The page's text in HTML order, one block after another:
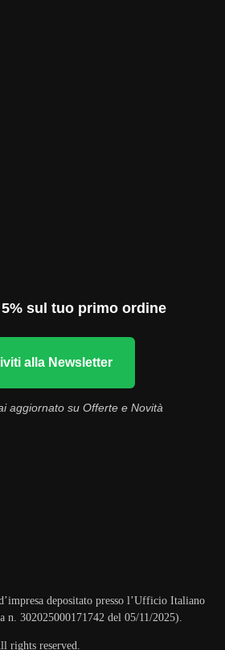
sul tuo primo ordine
alla Newsletter
aggiornato su Offerte e Novità
depositato presso l’Ufficio Italiano
n. 302025000171742 del 05/11/2025).
rights reserved.